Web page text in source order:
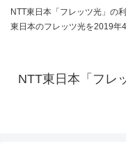
NTT東日本「フレッツ光」の
東日本のフレッツ光を2019年
NTT東日本「フレ